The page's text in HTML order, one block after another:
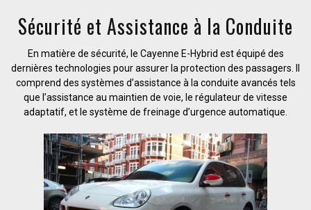
Sécurité et Assistance à la Conduite
En matière de sécurité, le Cayenne E-Hybrid est équipé des
dernières technologies pour assurer la protection des passagers. Il
comprend des systèmes d’assistance à la conduite avancés tels
que l’assistance au maintien de voie, le régulateur de vitesse
adaptatif, et le système de freinage d’urgence automatique.